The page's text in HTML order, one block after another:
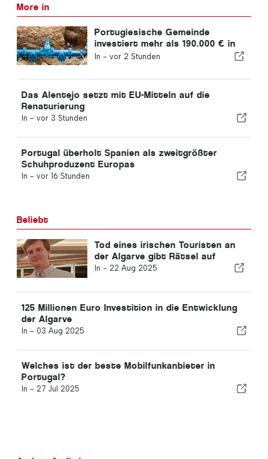
More in
Portugiesische Gemeinde
investiert mehr als 190.000 € in
die Wasserversorgung
In - vor 2 Stunden
Das Alentejo setzt mit EU-Mitteln auf die
Renaturierung
In - vor 3 Stunden
Portugal überholt Spanien als zweitgrößter
Schuhproduzent Europas
In - vor 16 Stunden
Beliebt
Tod eines irischen Touristen an
der Algarve gibt Rätsel auf
In - 22 Aug 2025
125 Millionen Euro Investition in die Entwicklung
der Algarve
In - 03 Aug 2025
Welches ist der beste Mobilfunkanbieter in
Portugal?
In - 27 Jul 2025